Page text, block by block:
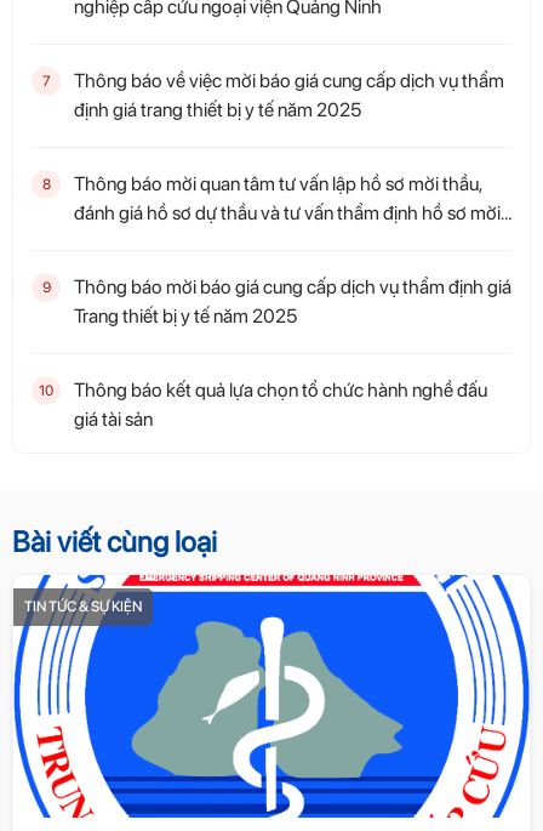
nghiệp cấp cứu ngoại viện Quảng Ninh
7
Thông báo về việc mời báo giá cung cấp dịch vụ thẩm
định giá trang thiết bị y tế năm 2025
8
Thông báo mời quan tâm tư vấn lập hồ sơ mời thầu,
đánh giá hồ sơ dự thầu và tư vấn thẩm định hồ sơ mời
9
Thông báo mời báo giá cung cấp dịch vụ thẩm định giá
Trang thiết bị y tế năm 2025
10
Thông báo kết quả lựa chọn tổ chức hành nghề đấu
giá tài sản
Bài viết cùng loại
TIN TỨC & SỰ KIỆN